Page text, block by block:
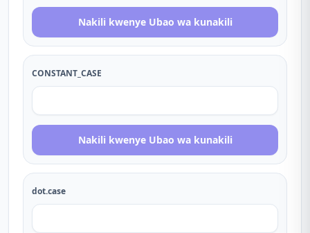
Nakili kwenye Ubao wa kunakili
CONSTANT_CASE
Nakili kwenye Ubao wa kunakili
dot.case